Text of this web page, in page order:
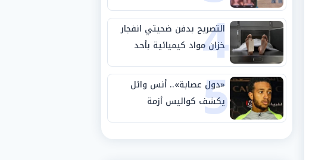
خادشة للحياء
4
التصريح بدفن ضحيتي انفجار
خزان مواد كيميائية بأحد
مصانع الفيوم
5
«دول عصابة».. أنس وائل
يكشف كواليس أزمة
استبعاده المفاجئ من